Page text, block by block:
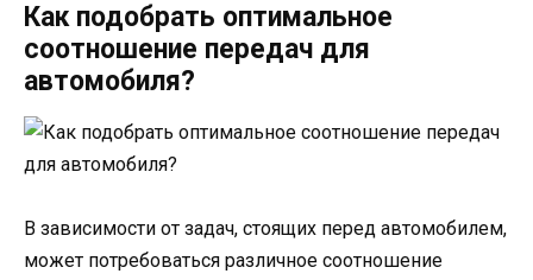
Как подобрать оптимальное
соотношение передач для
автомобиля?
В зависимости от задач, стоящих перед автомобилем,
может потребоваться различное соотношение